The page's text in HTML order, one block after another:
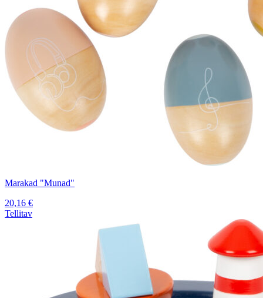
Marakad "Munad"
20,16 €
Tellitav